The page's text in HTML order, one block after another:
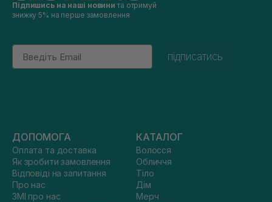
Підпишись на наші новини та отримуй
знижку 5% на перше замовлення
Email
підписатись
ДОПОМОГА
Оплата та доставка
Як зробити замовлення
Відповіді на запитання
Про нас
ЗМІ про нас
КАТАЛОГ
Волосся
Обличчя
Тіло
Дім
Мерч